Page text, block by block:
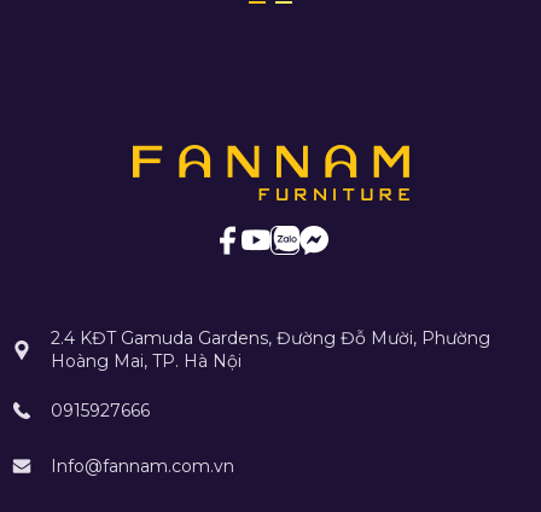
2.4 KĐT Gamuda Gardens, Đường Đỗ Mười, Phường
Hoàng Mai, TP. Hà Nội
0915927666
Info@fannam.com.vn